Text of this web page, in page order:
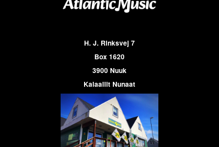
H. J. Rinksvej 7
Box 1620
3900 Nuuk
Kalaallit Nunaat